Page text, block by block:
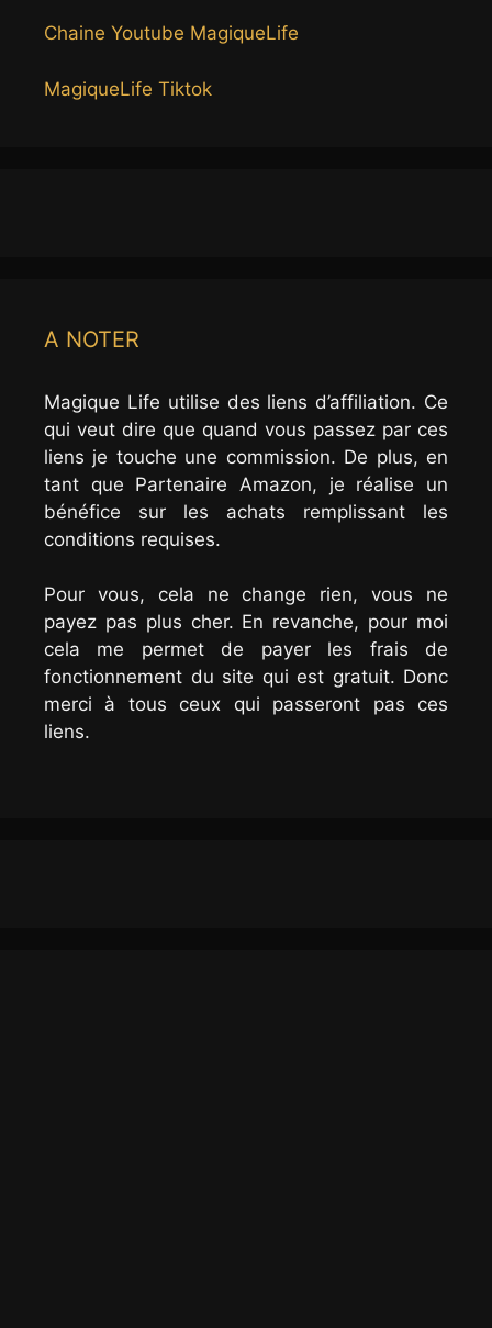
Chaine Youtube MagiqueLife
MagiqueLife Tiktok
A NOTER
Magique Life utilise des liens d’affiliation. Ce
qui veut dire que quand vous passez par ces
liens je touche une commission. De plus, en
tant que Partenaire Amazon, je réalise un
bénéfice sur les achats remplissant les
conditions requises.
Pour vous, cela ne change rien, vous ne
payez pas plus cher. En revanche, pour moi
cela me permet de payer les frais de
fonctionnement du site qui est gratuit. Donc
merci à tous ceux qui passeront pas ces
liens.